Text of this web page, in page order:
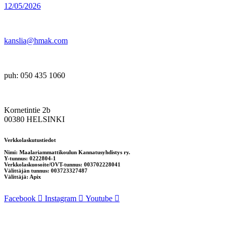
12/05/2026
kanslia@hmak.com
puh: 050 435 1060
Kornetintie 2b
00380 HELSINKI
Verkkolaskutustiedot
Nimi: Maalariammattikoulun Kannatusyhdistys ry.
Y-tunnus: 0222804-1
Verkkolaskuosoite/OVT-tunnus: 003702228041
Välittäjän tunnus: 003723327487
Välittäjä: Apix
Facebook Instagram Youtube